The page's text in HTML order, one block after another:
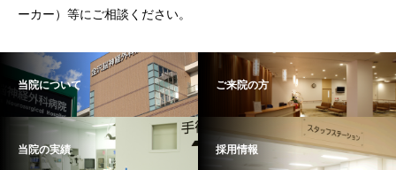
ーカー）等にご相談ください。
当院について ご来院の方
当院の実績 採用情報